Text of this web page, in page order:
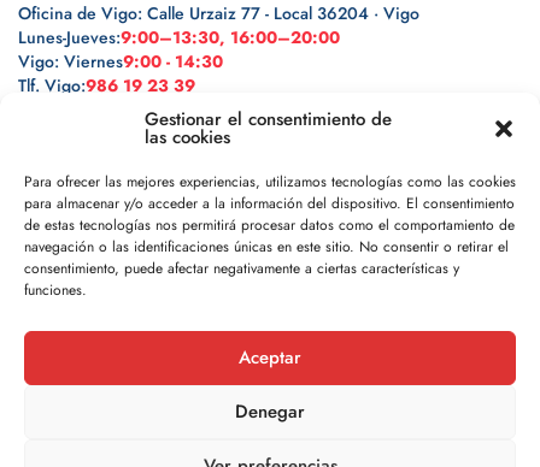
Gestionar el consentimiento de
las cookies
Para ofrecer las mejores experiencias, utilizamos tecnologías como las cookies
para almacenar y/o acceder a la información del dispositivo. El consentimiento
de estas tecnologías nos permitirá procesar datos como el comportamiento de
navegación o las identificaciones únicas en este sitio. No consentir o retirar el
consentimiento, puede afectar negativamente a ciertas características y
funciones.
Aceptar
Denegar
Oficina de Vigo: Calle Urzaiz 77 - Local 36204 · Vigo
Lunes-Jueves:9:00–13:30, 16:00–20:00
Vigo: Viernes9:00 - 14:30
Tlf. Vigo:986 19 23 39
Legal
Política de privacidad